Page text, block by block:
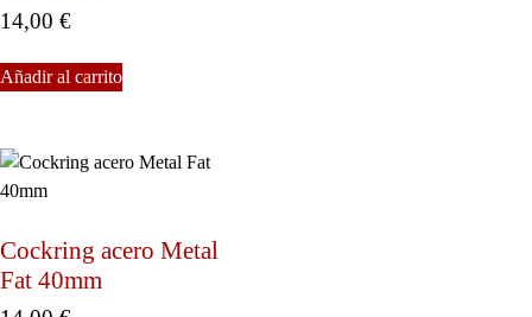
14,00 €
Añadir al carrito
Cockring acero Metal
Fat 40mm